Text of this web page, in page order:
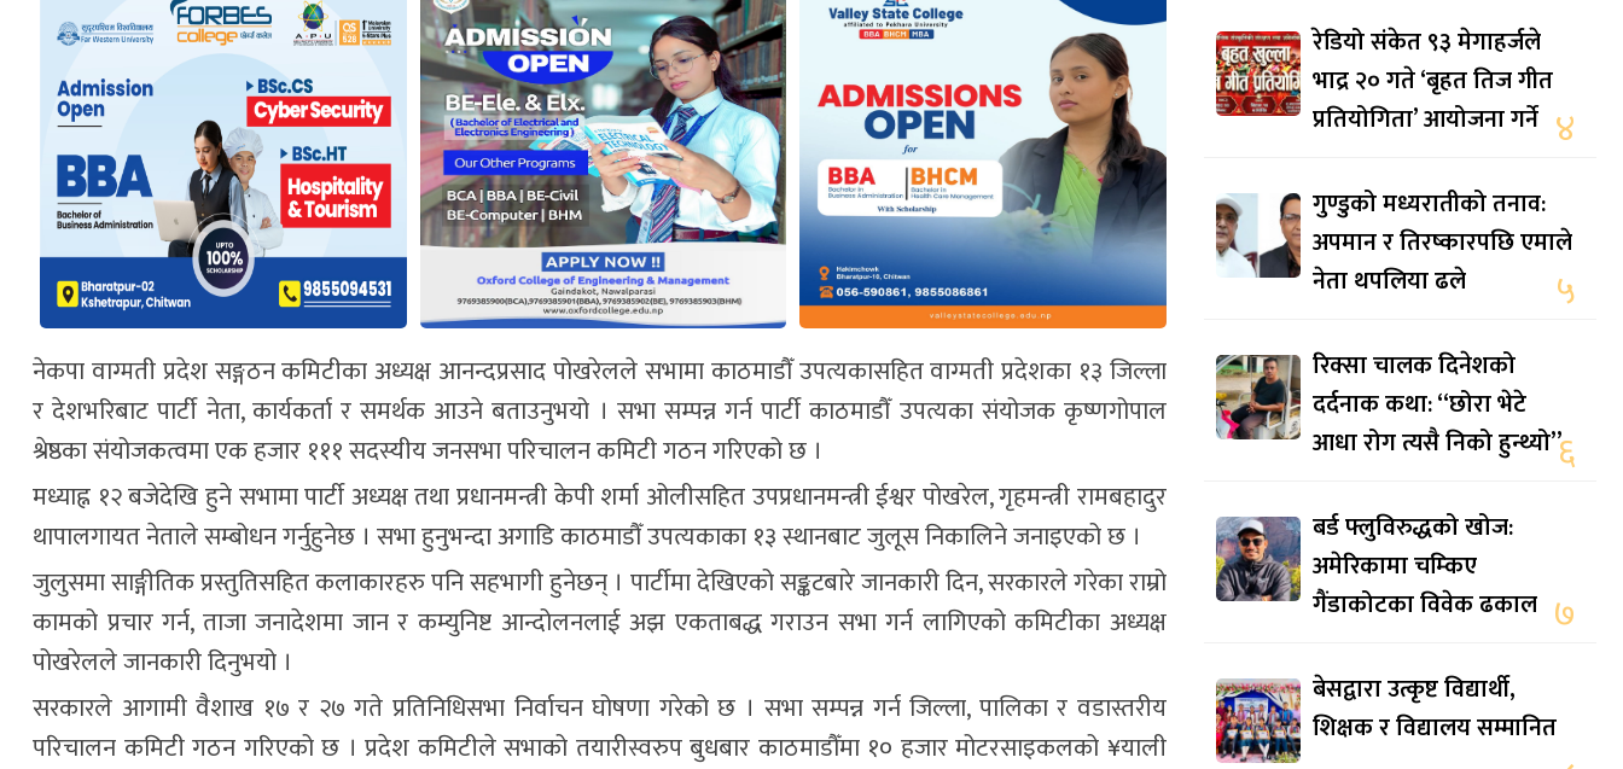
नेकपा वाग्मती प्रदेश सङ्गठन कमिटीका अध्यक्ष आनन्दप्रसाद पोखरेलले सभामा काठमाडौँ उपत्यकासहित वाग्मती प्रदेशका १३ जिल्ला
र देशभरिबाट पार्टी नेता, कार्यकर्ता र समर्थक आउने बताउनुभयो । सभा सम्पन्न गर्न पार्टी काठमाडौँ उपत्यका संयोजक कृष्णगोपाल
श्रेष्ठका संयोजकत्वमा एक हजार १११ सदस्यीय जनसभा परिचालन कमिटी गठन गरिएको छ ।
मध्याह्न १२ बजेदेखि हुने सभामा पार्टी अध्यक्ष तथा प्रधानमन्त्री केपी शर्मा ओलीसहित उपप्रधानमन्त्री ईश्वर पोखरेल, गृहमन्त्री रामबहादुर
थापालगायत नेताले सम्बोधन गर्नुहुनेछ । सभा हुनुभन्दा अगाडि काठमाडौँ उपत्यकाका १३ स्थानबाट जुलूस निकालिने जनाइएको छ ।
जुलुसमा साङ्गीतिक प्रस्तुतिसहित कलाकारहरु पनि सहभागी हुनेछन् । पार्टीमा देखिएको सङ्कटबारे जानकारी दिन, सरकारले गरेका राम्रो
कामको प्रचार गर्न, ताजा जनादेशमा जान र कम्युनिष्ट आन्दोलनलाई अझ एकताबद्ध गराउन सभा गर्न लागिएको कमिटीका अध्यक्ष
पोखरेलले जानकारी दिनुभयो ।
सरकारले आगामी वैशाख १७ र २७ गते प्रतिनिधिसभा निर्वाचन घोषणा गरेको छ । सभा सम्पन्न गर्न जिल्ला, पालिका र वडास्तरीय
परिचालन कमिटी गठन गरिएको छ । प्रदेश कमिटीले सभाको तयारीस्वरुप बुधबार काठमाडौँमा १० हजार मोटरसाइकलको ¥याली
रेडियो संकेत ९३ मेगाहर्जले
भाद्र २० गते ‘बृहत तिज गीत
प्रतियोगिता’ आयोजना गर्ने ४
गुण्डुको मध्यरातीको तनाव:
अपमान र तिरष्कारपछि एमाले
नेता थपलिया ढले
५
रिक्सा चालक दिनेशको
दर्दनाक कथा: “छोरा भेटे
आधा रोग त्यसै निको हुन्थ्यो”६
बर्ड फ्लुविरुद्धको खोज:
अमेरिकामा चम्किए
गैंडाकोटका विवेक ढकाल ७
बेसद्वारा उत्कृष्ट विद्यार्थी,
शिक्षक र विद्यालय सम्मानित